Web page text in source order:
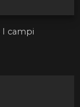
I campi